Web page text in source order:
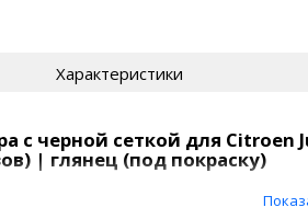
Характеристики
с черной сеткой для Citroen
| глянец (под покраску)